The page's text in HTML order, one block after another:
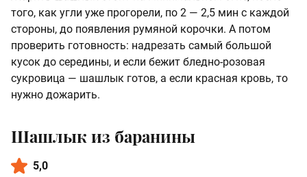
того, как угли уже прогорели, по 2 — 2,5 мин с каждой
стороны, до появления румяной корочки. А потом
проверить готовность: надрезать самый большой
кусок до середины, и если бежит бледно-розовая
сукровица — шашлык готов, а если красная кровь, то
нужно дожарить.
Шашлык из баранины
5,0